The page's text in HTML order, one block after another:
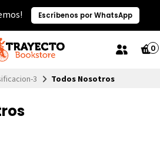
Escríbenos por WhatsApp
0
3 Todos Nosotros